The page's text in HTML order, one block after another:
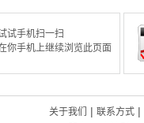
试手机扫一扫
你手机上继续浏览此页面
关于我们 | 联系方式|